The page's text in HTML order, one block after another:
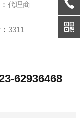
代理商
3311
62936468